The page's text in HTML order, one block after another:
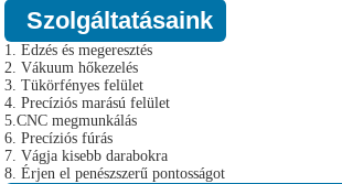
Szolgáltatásaink
1. Edzés és megeresztés
2. Vákuum hőkezelés
3. Tükörfényes felület
4. Precíziós marású felület
5.CNC megmunkálás
6. Precíziós fúrás
7. Vágja kisebb darabokra
8. Érjen el penészszerű pontosságot